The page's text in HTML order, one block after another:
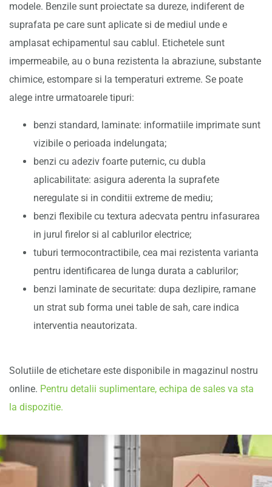
modele. Benzile sunt proiectate sa dureze, indiferent de
suprafata pe care sunt aplicate si de mediul unde e
amplasat echipamentul sau cablul. Etichetele sunt
impermeabile, au o buna rezistenta la abraziune, substante
chimice, estompare si la temperaturi extreme. Se poate
alege intre urmatoarele tipuri:
benzi standard, laminate: informatiile imprimate sunt
vizibile o perioada indelungata;
benzi cu adeziv foarte puternic, cu dubla
aplicabilitate: asigura aderenta la suprafete
neregulate si in conditii extreme de mediu;
benzi flexibile cu textura adecvata pentru infasurarea
in jurul firelor si al cablurilor electrice;
tuburi termocontractibile, cea mai rezistenta varianta
pentru identificarea de lunga durata a cablurilor;
benzi laminate de securitate: dupa dezlipire, ramane
un strat sub forma unei table de sah, care indica
interventia neautorizata.
Solutiile de etichetare este disponibile in magazinul nostru
online. Pentru detalii suplimentare, echipa de sales va sta
la dispozitie.